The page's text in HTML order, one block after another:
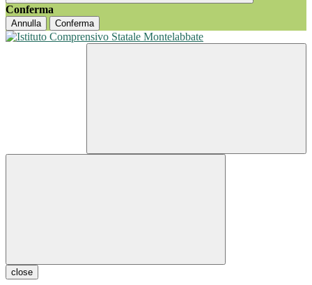
Conferma
Annulla Conferma
close